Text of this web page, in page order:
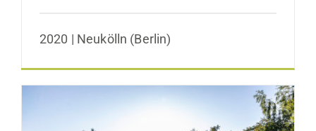
2020 | Neukölln (Berlin)